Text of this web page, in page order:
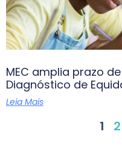
MEC amplia prazo
Diagnóstico de
Leia Mais
1 2